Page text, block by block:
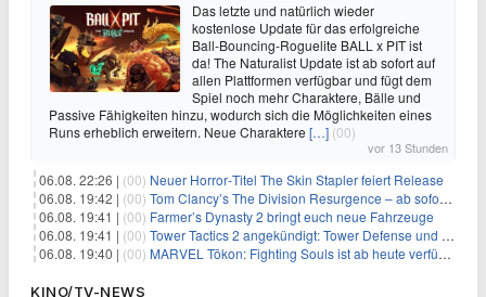
Das letzte und natürlich wieder
kostenlose Update für das erfolgreiche
Ball-Bouncing-Roguelite BALL x PIT ist
da! The Naturalist Update ist ab sofort auf
allen Plattformen verfügbar und fügt dem
Spiel noch mehr Charaktere, Bälle und
Passive Fähigkeiten hinzu, wodurch sich die Möglichkeiten eines
Runs erheblich erweitern. Neue Charaktere […] (00)
vor 13 Stunden
06.08. 22:26 | (00) Neuer Horror‑Titel The Skin Stapler feiert Release
06.08. 19:42 | (00) Tom Clancy’s The Division Resurgence – ab sofort für euch verfügbar
06.08. 19:41 | (00) Farmer’s Dynasty 2 bringt euch neue Fahrzeuge
06.08. 19:41 | (00) Tower Tactics 2 angekündigt: Tower Defense und Deckbuilding Kombo kehrt zurück
06.08. 19:40 | (00) MARVEL Tōkon: Fighting Souls ist ab heute verfügbar
KINO/TV-NEWS